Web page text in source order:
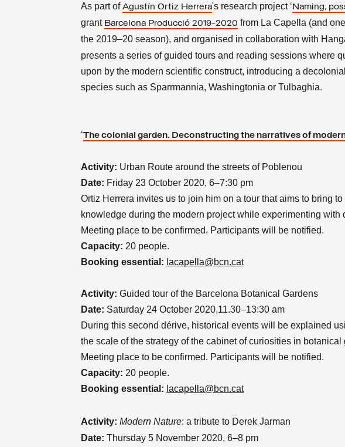
As part ofAgustín Ortiz Herrera's research project ‘Naming,
grant Barcelona Producció 2019-2020 from La Capella (and
the 2019–20 season), and organised in collaboration with
presents a series of guided tours and reading sessions where
upon by the modern scientific construct, introducing a
species such as Sparrmannia, Washingtonia or Tulbaghia.
‘The colonial garden. Deconstructing the narratives of
Activity: Urban Route around the streets of Poblenou
Date: Friday 23 October 2020, 6–7:30 pm
Ortiz Herrera invites us to join him on a tour that aims to bring
knowledge during the modern project while experimenting with
Meeting place to be confirmed. Participants will be notified.
Capacity: 20 people.
Booking essential: lacapella@bcn.cat
Activity: Guided tour of the Barcelona Botanical Gardens
Date: Saturday 24 October 2020,11.30–13:30 am
During this second dérive, historical events will be explained
the scale of the strategy of the cabinet of curiosities in botanical
Meeting place to be confirmed. Participants will be notified.
Capacity: 20 people.
Booking essential: lacapella@bcn.cat
Activity: Modern Nature: a tribute to Derek Jarman
Date: Thursday 5 November 2020, 6–8 pm